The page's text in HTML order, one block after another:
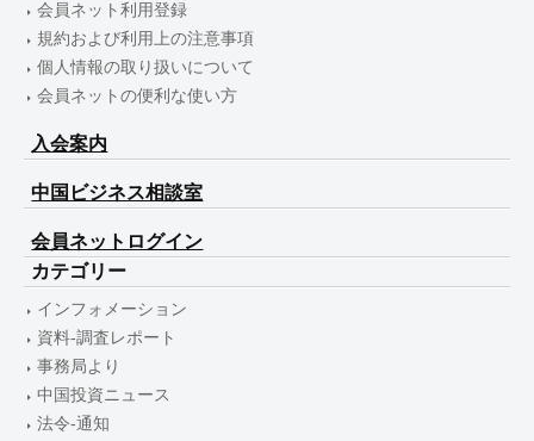
会員ネット利用登録
規約および利用上の注意事項
個人情報の取り扱いについて
会員ネットの便利な使い方
入会案内
中国ビジネス相談室
会員ネットログイン
カテゴリー
インフォメーション
資料-調査レポート
事務局より
中国投資ニュース
法令-通知